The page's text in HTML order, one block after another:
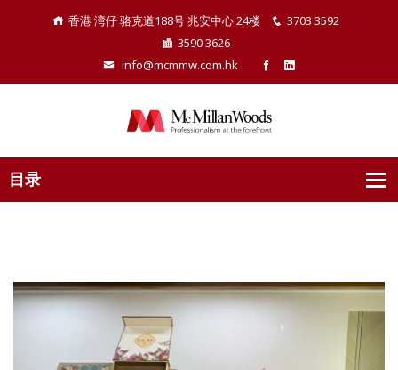
香港 湾仔 骆克道188号 兆安中心 24楼
3703 3592
3590 3626
info@mcmmw.com.hk